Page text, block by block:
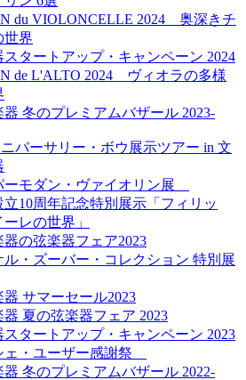
du VIOLONCELLE 2024 奥深きチ
世界
スタートアップ・キャンペーン 2024
de L'ALTO 2024 ヴィオラの多様
器 冬のプレミアムバザール 2023-
バーサリー・ボウ展示ツアー in 文
ーモダン・ヴァイオリン展
立10周年記念特別展示「フィリッ
レの世界」
器の弦楽器フェア2023
ル・ズーバー・コレクション 特別展
器 サマーセール2023
器 夏の弦楽器フェア 2023
スタートアップ・キャンペーン 2023
ェ・ユーザー感謝祭
器 冬のプレミアムバザール 2022-